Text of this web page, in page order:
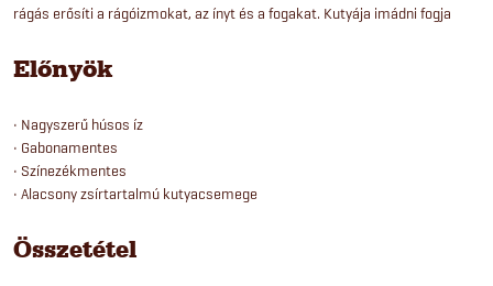
rágás erősíti a rágóizmokat, az ínyt és a fogakat. Kutyája imádni fogja
Előnyök
• Nagyszerű húsos íz
• Gabonamentes
• Színezékmentes
• Alacsony zsírtartalmú kutyacsemege
Összetétel